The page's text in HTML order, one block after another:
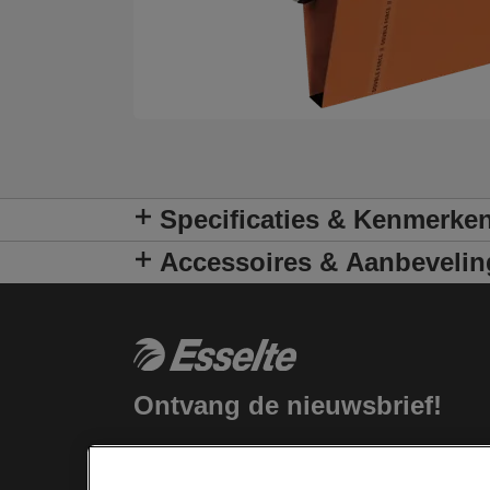
Specificaties &
Accessoires &
Ontvang de nieuwsbrief!
Blijf op de hoogte van nieuwe producten